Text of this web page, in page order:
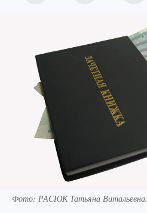
Фото: РАСЮК Татьяна Витальевна.